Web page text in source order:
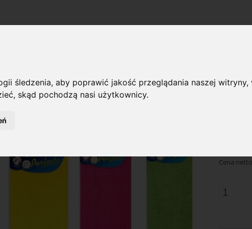
śledzenia, aby poprawić jakość przeglądania naszej
skąd pochodzą nasi użytkownicy.
» Ścierka z mikrofibry OSKAR PERFECTA 34x34 cm
z mikrofibry OSKAR PERFECTA 34x34 cm
Cena